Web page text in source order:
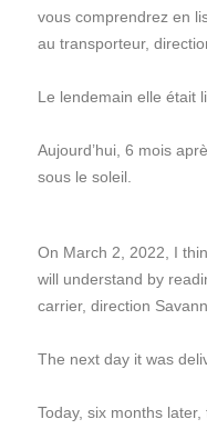
vous comprendrez en
au transporteur,
Le lendemain elle était
Aujourd’hui, 6 mois
sous le soleil.
On March 2, 2022, I
will understand by
carrier, direction
The next day it was
Today, six months